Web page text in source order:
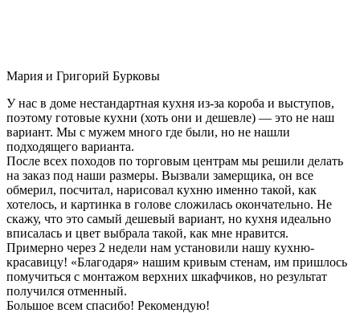
Мария и Григорий Бурковы
У нас в доме нестандартная кухня из-за короба и выступов,
поэтому готовые кухни (хоть они и дешевле) — это не наш
вариант. Мы с мужем много где были, но не нашли
подходящего варианта.
После всех походов по торговым центрам мы решили делать
на заказ под наши размеры. Вызвали замерщика, он все
обмерил, посчитал, нарисовал кухню именно такой, как
хотелось, и картинка в голове сложилась окончательно. Не
скажу, что это самый дешевый вариант, но кухня идеально
вписалась и цвет выбрала такой, как мне нравится.
Примерно через 2 недели нам установили нашу кухню-
красавицу! «Благодаря» нашим кривым стенам, им пришлось
помучиться с монтажом верхних шкафчиков, но результат
получился отменный.
Большое всем спасибо! Рекомендую!